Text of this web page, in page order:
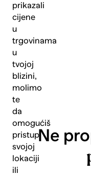
prikazali
cijene
u
trgovinama
u
tvojoj
blizini,
molimo
te
da
omogućiš
pristup
svojoj
lokaciji
ili
Pošalji
Ne